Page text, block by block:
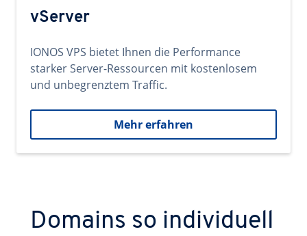
vServer
IONOS VPS bietet Ihnen die Performance
starker Server-Ressourcen mit kostenlosem
und unbegrenztem Traffic.
Mehr erfahren
Domains so individuell